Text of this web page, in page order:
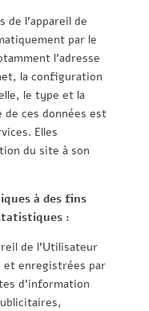
de l’appareil de
par le
l’adresse
la configuration
le type et la
de ces données est
Elles
du site à son
à des fins
:
de l’Utilisateur
et enregistrées par
d’information